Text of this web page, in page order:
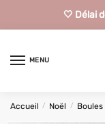
🤍 Délai
MENU
Accueil / Noël / Boules